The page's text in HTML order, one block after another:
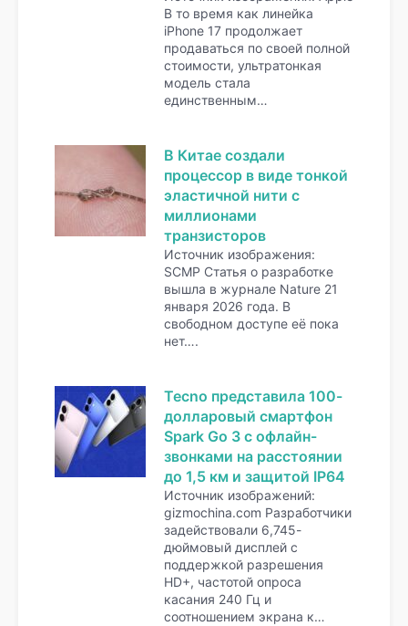
В то время как линейка
iPhone 17 продолжает
продаваться по своей полной
стоимости, ультратонкая
модель стала
единственным…
В Китае создали
процессор в виде тонкой
эластичной нити с
миллионами
транзисторов
Источник изображения:
SCMP Статья о разработке
вышла в журнале Nature 21
января 2026 года. В
свободном доступе её пока
нет….
Tecno представила 100-
долларовый смартфон
Spark Go 3 с офлайн-
звонками на расстоянии
до 1,5 км и защитой IP64
Источник изображений:
gizmochina.com Разработчики
задействовали 6,745-
дюймовый дисплей с
поддержкой разрешения
HD+, частотой опроса
касания 240 Гц и
соотношением экрана к…